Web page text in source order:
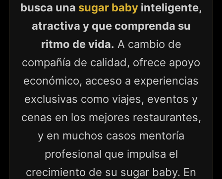
busca una sugar babyinteligente,
atractiva y que comprenda su
ritmo de vida. A cambio de
compañía de calidad, ofrece apoyo
económico, acceso a experiencias
exclusivas como viajes, eventos y
cenas en los mejores restaurantes,
y en muchos casos mentoría
profesional que impulsa el
crecimiento de su sugar baby. En